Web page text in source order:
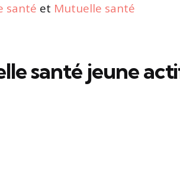
santé et Mutuelle santé
santé jeune